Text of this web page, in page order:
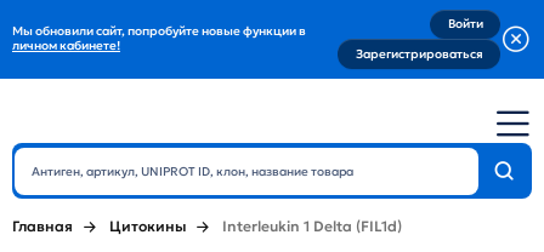
Мы обновили сайт, попробуйте новые функции в
личном кабинете!
Войти
Зарегистрироваться
Главная Цитокины Interleukin 1 Delta (FIL1d)